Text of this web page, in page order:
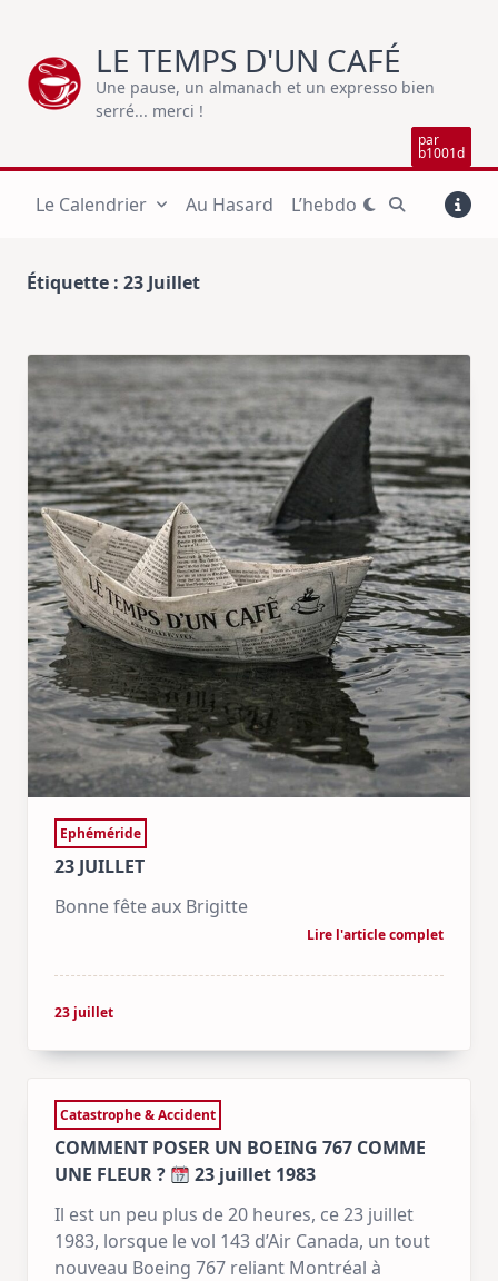
content
LE TEMPS D'UN CAFÉ
Une pause, un almanach et un expresso bien
serré... merci !
par
b1001d
Le Calendrier Au Hasard L’hebdo
Étiquette : 23 Juillet
Ephéméride
23 JUILLET
Bonne fête aux Brigitte
Lire l'article complet
23 juillet
Catastrophe & Accident
COMMENT POSER UN BOEING 767 COMME
UNE FLEUR ?
23 juillet 1983
Il est un peu plus de 20 heures, ce 23 juillet
1983, lorsque le vol 143 d’Air Canada, un tout
nouveau Boeing 767 reliant Montréal à